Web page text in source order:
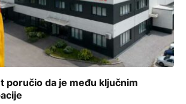
poručio da je među ključnim